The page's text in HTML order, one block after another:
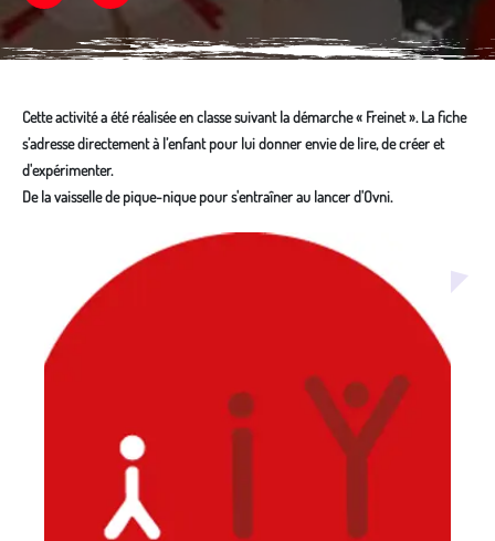
Cette activité a été réalisée en classe suivant la démarche « Freinet ». La fiche
s’adresse directement à l’enfant pour lui donner envie de lire, de créer et
d'expérimenter.
De la vaisselle de pique-nique pour s'entraîner au lancer d'Ovni.